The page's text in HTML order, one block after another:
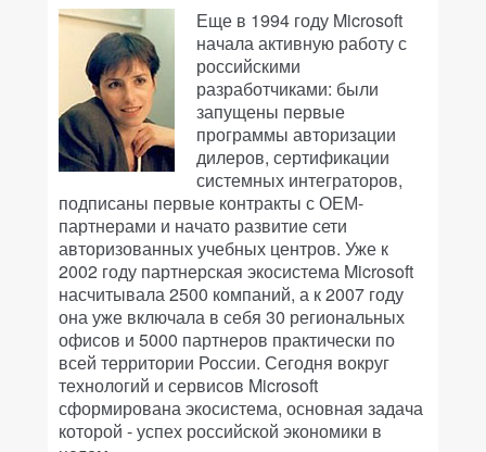
Еще в 1994 году Microsoft
начала активную работу с
российскими
разработчиками: были
запущены первые
программы авторизации
дилеров, сертификации
системных интеграторов,
подписаны первые контракты с ОЕМ-
партнерами и начато развитие сети
авторизованных учебных центров. Уже к
2002 году партнерская экосистема Microsoft
насчитывала 2500 компаний, а к 2007 году
она уже включала в себя 30 региональных
офисов и 5000 партнеров практически по
всей территории России. Сегодня вокруг
технологий и сервисов Microsoft
сформирована экосистема, основная задача
которой - успех российской экономики в